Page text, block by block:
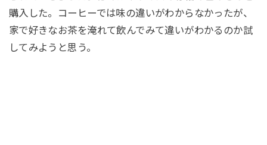
購入した。コーヒーでは味の違いがわからなかったが、
家で好きなお茶を淹れて飲んでみて違いがわかるのか試
してみようと思う。